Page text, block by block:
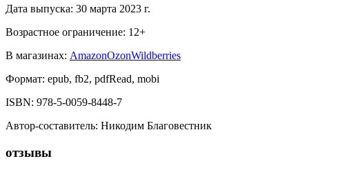
Дата выпуска: 30 марта 2023 г.
Возрастное ограничение: 12+
В магазинах: AmazonOzonWildberries
Формат: epub, fb2, pdfRead, mobi
ISBN: 978-5-0059-8448-7
Автор-составитель: Никодим Благовестник
отзывы